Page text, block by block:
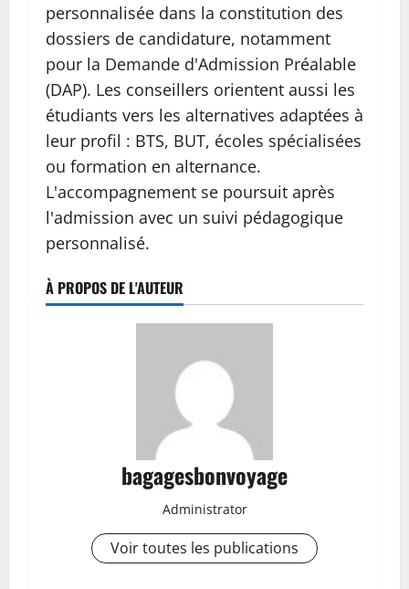
personnalisée dans la constitution des
dossiers de candidature, notamment
pour la Demande d'Admission Préalable
(DAP). Les conseillers orientent aussi les
étudiants vers les alternatives adaptées à
leur profil : BTS, BUT, écoles spécialisées
ou formation en alternance.
L'accompagnement se poursuit après
l'admission avec un suivi pédagogique
personnalisé.
À PROPOS DE L'AUTEUR
bagagesbonvoyage
Administrator
Voir toutes les publications